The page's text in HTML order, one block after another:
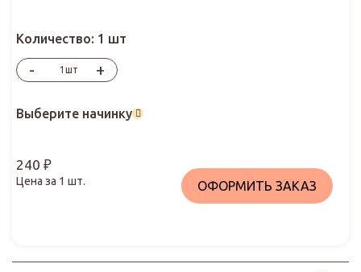
Количество: 1 шт
- шт +
Выберите начинку
240 ₽
Цена за 1 шт. ОФОРМИТЬ ЗАКАЗ